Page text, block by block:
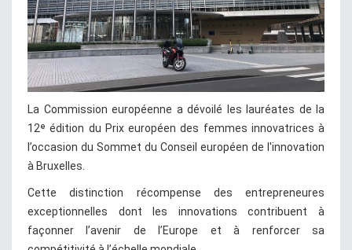
La Commission européenne a dévoilé les lauréates de la
12ᵉ édition du Prix européen des femmes innovatrices à
l’occasion du Sommet du Conseil européen de l'innovation
à Bruxelles.
Cette distinction récompense des entrepreneures
exceptionnelles dont les innovations contribuent à
façonner l’avenir de l’Europe et à renforcer sa